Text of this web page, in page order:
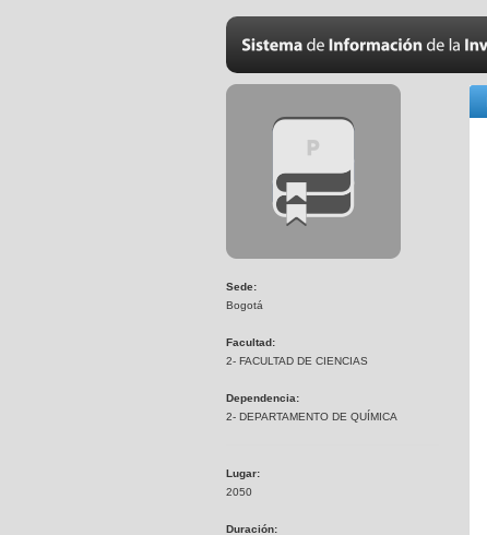
Sede:
Bogotá
Facultad:
2- FACULTAD DE CIENCIAS
Dependencia:
2- DEPARTAMENTO DE QUÍMICA
Lugar:
2050
Duración: